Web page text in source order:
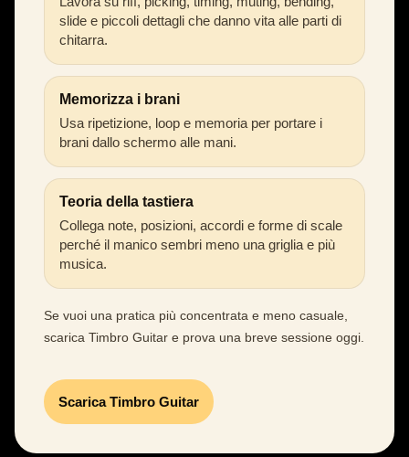
slide e piccoli dettagli che danno vita alle parti di
chitarra.
Memorizza i brani
Usa ripetizione, loop e memoria per portare i
brani dallo schermo alle mani.
Teoria della tastiera
Collega note, posizioni, accordi e forme di scale
perché il manico sembri meno una griglia e più
musica.
Se vuoi una pratica più concentrata e meno casuale,
scarica Timbro Guitar e prova una breve sessione oggi.
Scarica Timbro Guitar